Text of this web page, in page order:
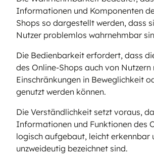
Informationen und Komponenten
Shops so dargestellt werden, dass
Nutzer problemlos wahrnehmbar
Die Bedienbarkeit erfordert, dass
des Online-Shops auch von Nutzern
Einschränkungen in Beweglichkeit
genutzt werden können.
Die Verständlichkeit setzt voraus,
Informationen und Funktionen des
logisch aufgebaut, leicht erkennbar
unzweideutig bezeichnet sind.